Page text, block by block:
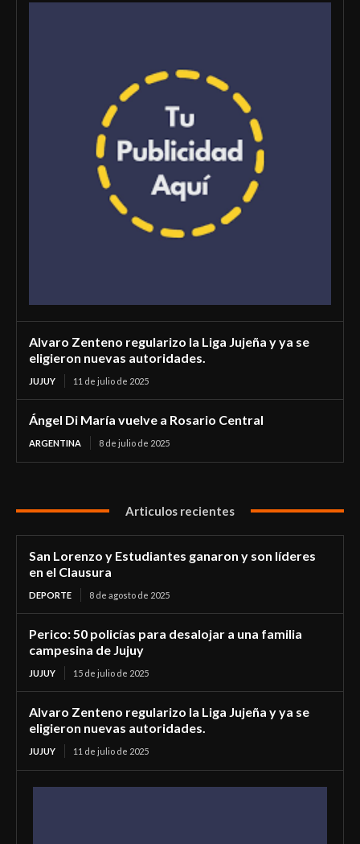
Alvaro Zenteno regularizo la Liga Jujeña y ya se
eligieron nuevas autoridades.
JUJUY 11 de julio de 2025
Ángel Di María vuelve a Rosario Central
ARGENTINA 8 de julio de 2025
Articulos recientes
San Lorenzo y Estudiantes ganaron y son líderes
en el Clausura
DEPORTE 8 de agosto de 2025
Perico: 50 policías para desalojar a una familia
campesina de Jujuy
JUJUY 15 de julio de 2025
Alvaro Zenteno regularizo la Liga Jujeña y ya se
eligieron nuevas autoridades.
JUJUY 11 de julio de 2025